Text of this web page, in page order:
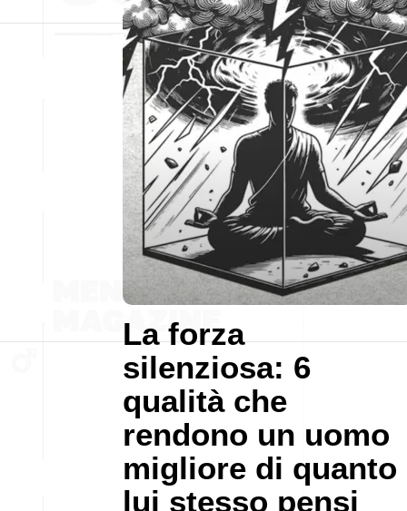
La forza
silenziosa: 6
qualità che
rendono un uomo
migliore di quanto
lui stesso pensi